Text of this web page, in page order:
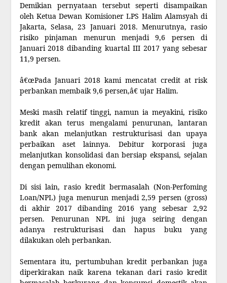
Demikian pernyataan tersebut seperti disampaikan
oleh Ketua Dewan Komisioner LPS Halim Alamsyah di
Jakarta, Selasa, 23 Januari 2018. Menurutnya, rasio
risiko pinjaman menurun menjadi 9,6 persen di
Januari 2018 dibanding kuartal III 2017 yang sebesar
11,9 persen.
â€œPada Januari 2018 kami mencatat credit at risk
perbankan membaik 9,6 persen,â€ ujar Halim.
Meski masih relatif tinggi, namun ia meyakini, risiko
kredit akan terus mengalami penurunan, lantaran
bank akan melanjutkan restrukturisasi dan upaya
perbaikan aset lainnya. Debitur korporasi juga
melanjutkan konsolidasi dan bersiap ekspansi, sejalan
dengan pemulihan ekonomi.
Di sisi lain, rasio kredit bermasalah (Non-Perfoming
Loan/NPL) juga menurun menjadi 2,59 persen (gross)
di akhir 2017 dibanding 2016 yang sebesar 2,92
persen. Penurunan NPL ini juga seiring dengan
adanya restrukturisasi dan hapus buku yang
dilakukan oleh perbankan.
Sementara itu, pertumbuhan kredit perbankan juga
diperkirakan naik karena tekanan dari rasio kredit